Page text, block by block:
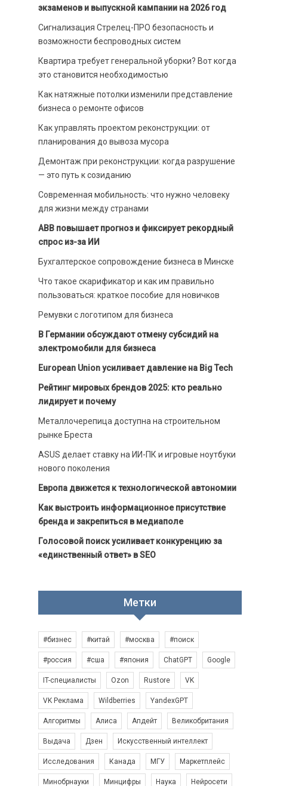
экзаменов и выпускной кампании на 2026 год
Сигнализация Стрелец-ПРО безопасность и
возможности беспроводных систем
Квартира требует генеральной уборки? Вот когда
это становится необходимостью
Как натяжные потолки изменили представление
бизнеса о ремонте офисов
Как управлять проектом реконструкции: от
планирования до вывоза мусора
Демонтаж при реконструкции: когда разрушение
— это путь к созиданию
Современная мобильность: что нужно человеку
для жизни между странами
ABB повышает прогноз и фиксирует рекордный
спрос из-за ИИ
Бухгалтерское сопровождение бизнеса в Минске
Что такое скарификатор и как им правильно
пользоваться: краткое пособие для новичков
Ремувки с логотипом для бизнеса
В Германии обсуждают отмену субсидий на
электромобили для бизнеса
European Union усиливает давление на Big Tech
Рейтинг мировых брендов 2025: кто реально
лидирует и почему
Металлочерепица доступна на строительном
рынке Бреста
ASUS делает ставку на ИИ-ПК и игровые ноутбуки
нового поколения
Европа движется к технологической автономии
Как выстроить информационное присутствие
бренда и закрепиться в медиаполе
Голосовой поиск усиливает конкуренцию за
«единственный ответ» в SEO
Метки
#бизнес #китай #москва #поиск
#россия #сша #япония ChatGPT Google
IT-специалисты Ozon Rustore VK
VK Реклама Wildberries YandexGPT
Алгоритмы Алиса Апдейт Великобритания
Выдача Дзен Искусственный интеллект
Исследования Канада МГУ Маркетплейс
Минобрнауки Минцифры Наука Нейросети